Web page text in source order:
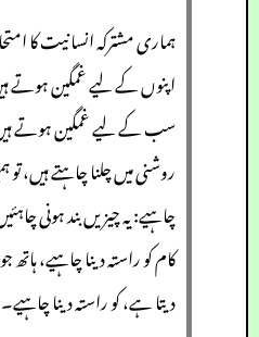
ہماری مشترکہ انسانیت کا
اپنوں کے لیے غمگین ہوتے
سب کے لیے غمگین ہوتے
روشنی میں چلنا چاہتے ہیں، تو
چاہیے: یہ چیزیں بند ہونی
کام کو راستہ دینا چاہیے،
دیتا ہے، کو راستہ دینا چاہیے۔